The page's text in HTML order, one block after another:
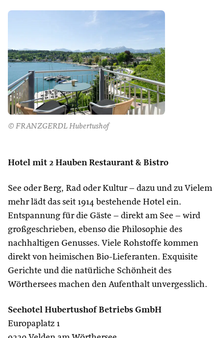
© FRANZGERDL Hubertushof
Hotel mit 2 Hauben Restaurant & Bistro
See oder Berg, Rad oder Kultur – dazu und zu Vielem
mehr lädt das seit 1914 bestehende Hotel ein.
Entspannung für die Gäste – direkt am See – wird
großgeschrieben, ebenso die Philosophie des
nachhaltigen Genusses. Viele Rohstoffe kommen
direkt von heimischen Bio-Lieferanten. Exquisite
Gerichte und die natürliche Schönheit des
Wörthersees machen den Aufenthalt unvergesslich.
Seehotel Hubertushof Betriebs GmbH
Europaplatz 1